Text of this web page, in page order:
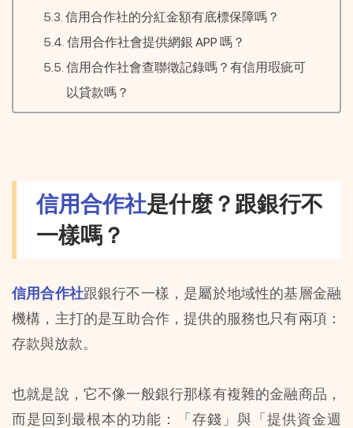
信用合作社的分紅金額有底標保障嗎？
信用合作社會提供網銀 APP 嗎？
信用合作社會查聯徵記錄嗎？有信用瑕疵可
以貸款嗎？
信用合作社是什麼？跟銀行不
一樣嗎？
信用合作社跟銀行不一樣，是屬於地域性的基層金融
機構，主打的是互助合作，提供的服務也只有兩項：
存款與放款。
也就是說，它不像一般銀行那樣有複雜的金融商品，
而是回到最根本的功能：「存錢」與「提供資金週